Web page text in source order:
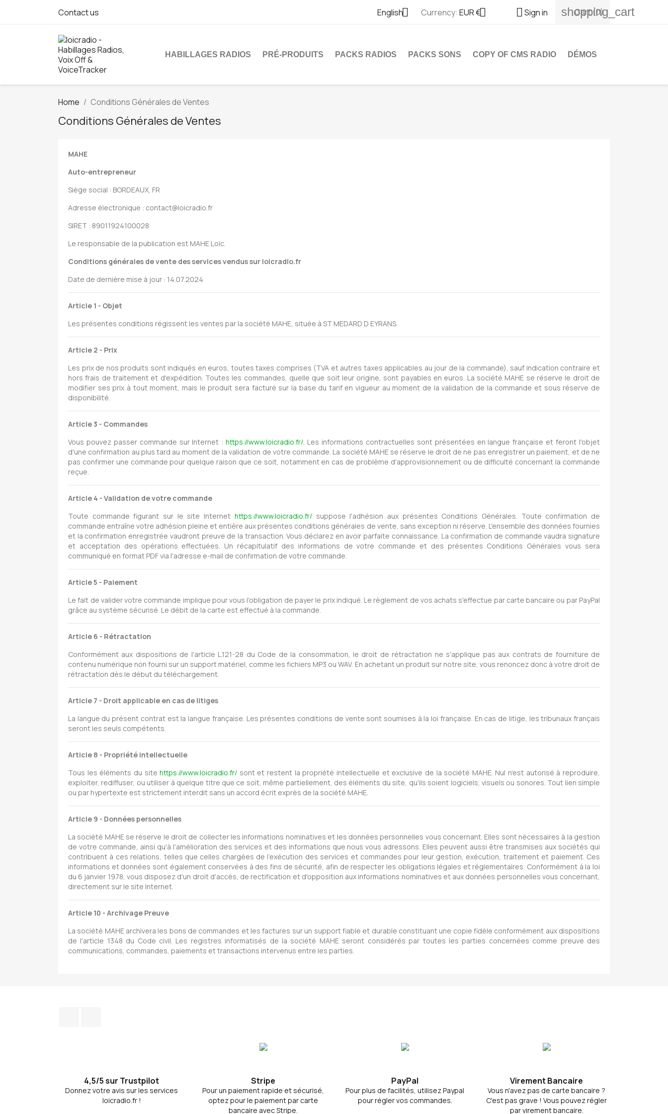
Contact us English Currency: EUR € Sign in shopping_cart
Cart(0)
HABILLAGES RADIOS PRÉ-PRODUITS PACKS RADIOS PACKS SONS COPY OF CMS RADIO DÉMOS
Home Conditions Générales de Ventes
Conditions Générales de Ventes
MAHE
Auto-entrepreneur
Siège social : BORDEAUX, FR
Adresse électronique : contact@loicradio.fr
SIRET : 89011924100028
Le responsable de la publication est MAHE Loïc.
Conditions générales de vente des services vendus sur loicradio.fr
Date de dernière mise à jour : 14.07.2024
Article 1 - Objet
Les présentes conditions régissent les ventes par la société MAHE, située à ST MEDARD D EYRANS.
Article 2 - Prix
Les prix de nos produits sont indiqués en euros, toutes taxes comprises (TVA et autres taxes applicables au jour de la commande), sauf indication contraire et
hors frais de traitement et d'expédition. Toutes les commandes, quelle que soit leur origine, sont payables en euros. La société MAHE se réserve le droit de
modifier ses prix à tout moment, mais le produit sera facturé sur la base du tarif en vigueur au moment de la validation de la commande et sous réserve de
disponibilité.
Article 3 - Commandes
Vous pouvez passer commande sur Internet :https://www.loicradio.fr/. Les informations contractuelles sont présentées en langue française et feront l'objet
d'une confirmation au plus tard au moment de la validation de votre commande. La société MAHE se réserve le droit de ne pas enregistrer un paiement, et de ne
pas confirmer une commande pour quelque raison que ce soit, notamment en cas de problème d'approvisionnement ou de difficulté concernant la commande
reçue.
Article 4 - Validation de votre commande
Toute commande figurant sur le site Internet https://www.loicradio.fr/suppose l'adhésion aux présentes Conditions Générales. Toute confirmation de
commande entraîne votre adhésion pleine et entière aux présentes conditions générales de vente, sans exception ni réserve. L'ensemble des données fournies
et la confirmation enregistrée vaudront preuve de la transaction. Vous déclarez en avoir parfaite connaissance. La confirmation de commande vaudra signature
et acceptation des opérations effectuées. Un récapitulatif des informations de votre commande et des présentes Conditions Générales vous sera
communiqué en format PDF via l'adresse e-mail de confirmation de votre commande.
Article 5 - Paiement
Le fait de valider votre commande implique pour vous l'obligation de payer le prix indiqué. Le règlement de vos achats s'effectue par carte bancaire ou par PayPal
grâce au système sécurisé. Le débit de la carte est effectué à la commande.
Article 6 - Rétractation
Conformément aux dispositions de l'article L.121-28 du Code de la consommation, le droit de rétractation ne s'applique pas aux contrats de fourniture de
contenu numérique non fourni sur un support matériel, comme les fichiers MP3 ou WAV. En achetant un produit sur notre site, vous renoncez donc à votre droit de
rétractation dès le début du téléchargement.
Article 7 - Droit applicable en cas de litiges
La langue du présent contrat est la langue française. Les présentes conditions de vente sont soumises à la loi française. En cas de litige, les tribunaux français
seront les seuls compétents.
Article 8 - Propriété intellectuelle
Tous les éléments du sitehttps://www.loicradio.fr/ sont et restent la propriété intellectuelle et exclusive de la société MAHE. Nul n'est autorisé à reproduire,
exploiter, rediffuser, ou utiliser à quelque titre que ce soit, même partiellement, des éléments du site, qu'ils soient logiciels, visuels ou sonores. Tout lien simple
ou par hypertexte est strictement interdit sans un accord écrit exprès de la société MAHE.
Article 9 - Données personnelles
La société MAHE se réserve le droit de collecter les informations nominatives et les données personnelles vous concernant. Elles sont nécessaires à la gestion
de votre commande, ainsi qu'à l'amélioration des services et des informations que nous vous adressons. Elles peuvent aussi être transmises aux sociétés qui
contribuent à ces relations, telles que celles chargées de l'exécution des services et commandes pour leur gestion, exécution, traitement et paiement. Ces
informations et données sont également conservées à des fins de sécurité, afin de respecter les obligations légales et réglementaires. Conformément à la loi
du 6 janvier 1978, vous disposez d'un droit d'accès, de rectification et d'opposition aux informations nominatives et aux données personnelles vous concernant,
directement sur le site Internet.
Article 10 - Archivage Preuve
La société MAHE archivera les bons de commandes et les factures sur un support fiable et durable constituant une copie fidèle conformément aux dispositions
de l'article 1348 du Code civil. Les registres informatisés de la société MAHE seront considérés par toutes les parties concernées comme preuve des
communications, commandes, paiements et transactions intervenus entre les parties.
4,5/5 sur Trustpilot
Donnez votre avis sur les services
loicradio.fr !
Stripe
Pour un paiement rapide et sécurisé,
optez pour le paiement par carte
bancaire avec Stripe.
PayPal
Pour plus de facilités, utilisez Paypal
pour régler vos commandes.
Virement Bancaire
Vous n'avez pas de carte bancaire ?
C'est pas grave ! Vous pouvez régler
par virement bancaire.